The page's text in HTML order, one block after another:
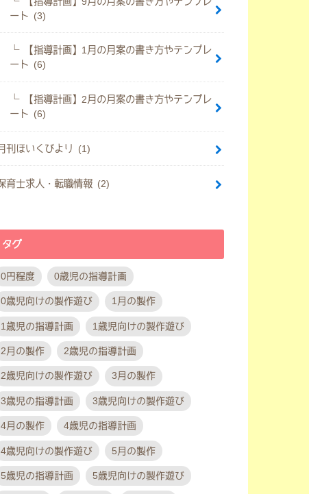
ート (3)
【指導計画】1月の月案の書き方やテンプレ
ート (6)
【指導計画】2月の月案の書き方やテンプレ
ート (6)
刊ほいくびより (1)
育士求人・転職情報 (2)
タグ
0円程度 0歳児の指導計画
0歳児向けの製作遊び 1月の製作
1歳児の指導計画 1歳児向けの製作遊び
2月の製作 2歳児の指導計画
2歳児向けの製作遊び 3月の製作
3歳児の指導計画 3歳児向けの製作遊び
4月の製作 4歳児の指導計画
4歳児向けの製作遊び 5月の製作
5歳児の指導計画 5歳児向けの製作遊び